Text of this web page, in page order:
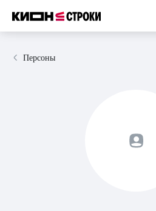
Персоны